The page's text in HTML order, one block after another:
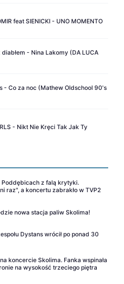
feat SIENICKI - UNO MOMENTO
diabłem - Nina Lakomy (DA LUCA
- Co za noc (Mathew Oldschool 90's
- Nikt Nie Kręci Tak Jak Ty
Poddębicach z falą krytyki.
raz", a koncertu zabrakło w TVP2
nowa stacja paliw Skolima!
Dystans wrócił po ponad 30
koncercie Skolima. Fanka wspinała
na wysokość trzeciego piętra